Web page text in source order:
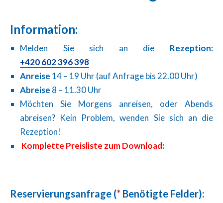
Information:
Melden Sie sich an die Rezeption:
+420 602 396 398
Anreise 14 – 19 Uhr (auf Anfrage bis 22.00 Uhr)
Abreise 8 – 11.30 Uhr
Möchten Sie Morgens anreisen, oder Abends
abreisen? Kein Problem, wenden Sie sich an die
Rezeption!
Komplette Preisliste zum Download:
Reservierungsanfrage (* Benötigte Felder):